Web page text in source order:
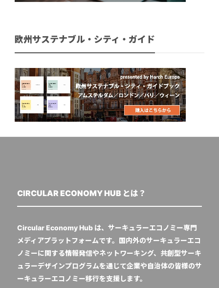
欧州サステナブル・シティ・ガイド
CIRCULAR ECONOMY HUB とは？
Circular Economy Hub は、サーキュラーエコノミー専門
メディアプラットフォームです。国内外のサーキュラーエコ
ノミーに関する情報発信やネットワーキング、共創型サーキ
ュラーデザインプログラムを通じて企業や自治体の皆様のサ
ーキュラーエコノミー移行を支援します。